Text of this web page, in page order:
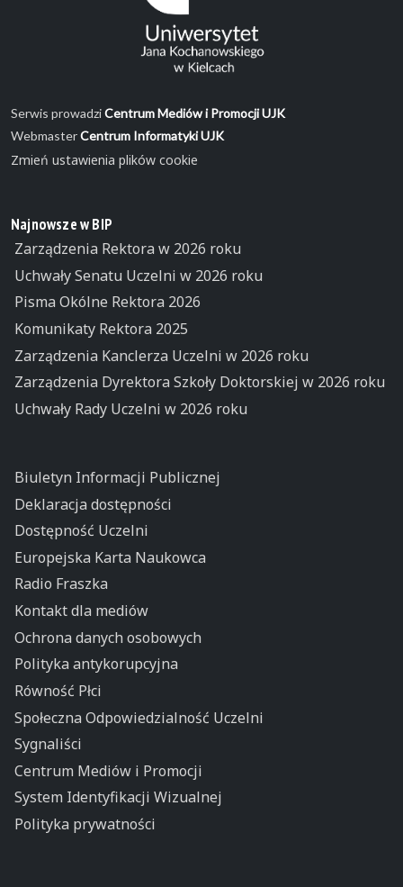
Serwis prowadziCentrum Mediów i Promocji UJK
WebmasterCentrum Informatyki UJK
Zmień ustawienia plików cookie
Najnowsze w BIP
Zarządzenia Rektora w 2026 roku
Uchwały Senatu Uczelni w 2026 roku
Pisma Okólne Rektora 2026
Komunikaty Rektora 2025
Zarządzenia Kanclerza Uczelni w 2026 roku
Zarządzenia Dyrektora Szkoły Doktorskiej w 2026 roku
Uchwały Rady Uczelni w 2026 roku
Biuletyn Informacji Publicznej
Deklaracja dostępności
Dostępność Uczelni
Europejska Karta Naukowca
Radio Fraszka
Kontakt dla mediów
Ochrona danych osobowych
Polityka antykorupcyjna
Równość Płci
Społeczna Odpowiedzialność Uczelni
Sygnaliści
Centrum Mediów i Promocji
System Identyfikacji Wizualnej
Polityka prywatności